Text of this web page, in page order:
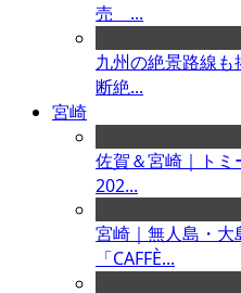
売 ...
九州の絶景路線
断絶...
宮崎
佐賀＆宮崎｜ト
202...
宮崎｜無人島・大
「CAFFÈ...